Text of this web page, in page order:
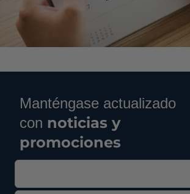
Manténgase actualizado
con noticias y
promociones